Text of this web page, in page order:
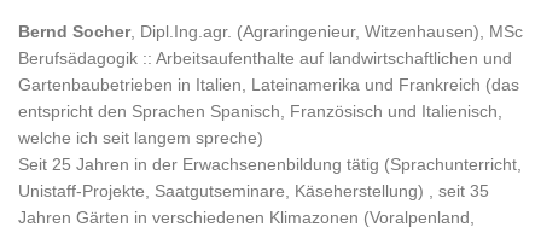
Bernd Socher, Dipl.Ing.agr. (Agraringenieur, Witzenhausen), MSc
Berufsädagogik :: Arbeitsaufenthalte auf landwirtschaftlichen und
Gartenbaubetrieben in Italien, Lateinamerika und Frankreich (das
entspricht den Sprachen Spanisch, Französisch und Italienisch,
welche ich seit langem spreche)
Seit 25 Jahren in der Erwachsenenbildung tätig (Sprachunterricht,
Unistaff-Projekte, Saatgutseminare, Käseherstellung) , seit 35
Jahren Gärten in verschiedenen Klimazonen (Voralpenland,